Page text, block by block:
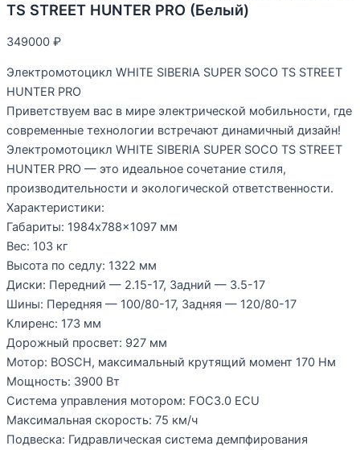
TS STREET HUNTER PRO (Белый)
349000 ₽
Электромотоцикл WHITE SIBERIA SUPER SOCO TS STREET
HUNTER PRO
Приветствуем вас в мире электрической мобильности, где
современные технологии встречают динамичный дизайн!
Электромотоцикл WHITE SIBERIA SUPER SOCO TS STREET
HUNTER PRO — это идеальное сочетание стиля,
производительности и экологической ответственности.
Характеристики:
Габариты: 1984х788×1097 мм
Вес: 103 кг
Высота по седлу: 1322 мм
Диски: Передний — 2.15-17, Задний — 3.5-17
Шины: Передняя — 100/80-17, Задняя — 120/80-17
Клиренс: 173 мм
Дорожный просвет: 927 мм
Мотор: BOSCH, максимальный крутящий момент 170 Нм
Мощность: 3900 Вт
Система управления мотором: FOC3.0 ECU
Максимальная скорость: 75 км/ч
Подвеска: Гидравлическая система демпфирования